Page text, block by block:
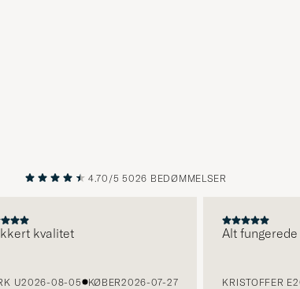
FORRIGE NÆSTE
4.70/5 5026 BEDØMMELSER
kvalitet
2026-08-05 KØBER2026-07-27
Alt fungerede
KRISTOFFER E